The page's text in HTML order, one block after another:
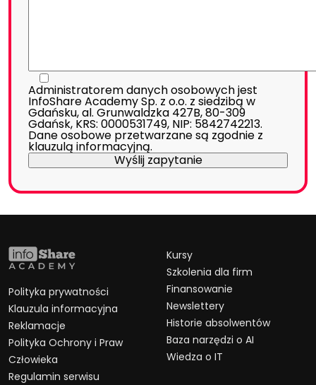
Administratorem danych osobowych jest
InfoShare Academy Sp. z o.o. z siedzibą w
Gdańsku, al. Grunwaldzka 427B, 80-309
Gdańsk, KRS: 0000531749, NIP: 5842742213.
Dane osobowe przetwarzane są zgodnie z
klauzulą informacyjną.
Polityka prywatności
Klauzula informacyjna
Reklamacje
Polityka Ochrony i Praw
Człowieka
Regulamin serwisu
Kursy
Szkolenia dla firm
Finansowanie
Newslettery
Historie absolwentów
Baza narzędzi o AI
Wiedza o IT